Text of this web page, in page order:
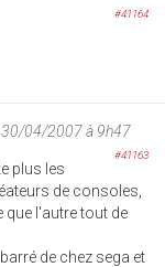
#41164
30/04/2007 à 9h47
#41163
plus les
de consoles,
que l'autre tout de
de chez sega et